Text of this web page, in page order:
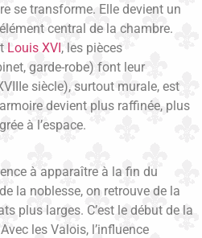
se transforme. Elle devient un
central de la chambre.
Louis XVI, les pièces
garde-robe) font leur
siècle), surtout murale, est
devient plus raffinée, plus
à l’espace.
à apparaître à la fin du
la noblesse, on retrouve de la
plus larges. C’est le début de la
les Valois, l’influence